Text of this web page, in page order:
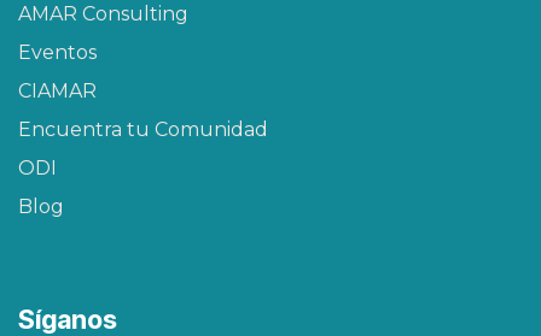
AMAR Consulting
Eventos
CIAMAR​
Encuentra tu Comunidad
ODI
Blog
Síganos